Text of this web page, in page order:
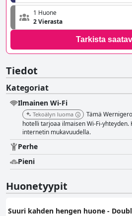
1 Huone
2 Vierasta
Tarkista
Tiedot
Kategoriat
Ilmainen Wi-Fi
Tekoälyn luoma
Tämä
hotelli tarjoaa ilmaisen Wi-Fi-yhteyden.
internetin mukavuudella.
Perhe
Pieni
Huonetyypit
Suuri kahden hengen huone -